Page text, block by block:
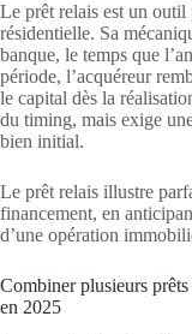
Le prêt relais est un
résidentielle. Sa
banque, le temps que
période, l’acquéreur
le capital dès la
du timing, mais exige
bien initial.
Le prêt relais illustre
financement, en
d’une opération
Combiner plusieurs
en 2025